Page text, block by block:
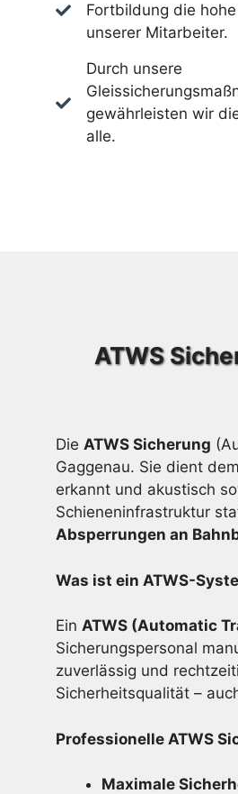
Fortbildung die
unserer Mitarbeiter.
Durch unsere
gewährleisten wir
alle.
ATWS
Die ATWS Sicherung
Gaggenau. Sie dient
erkannt und akustisch
Schieneninfrastruktur
Absperrungen an
Was ist ein ATWS-
Ein ATWS (Automatic
Sicherungspersonal
zuverlässig und
Sicherheitsqualität –
Professionelle ATWS
Maximale